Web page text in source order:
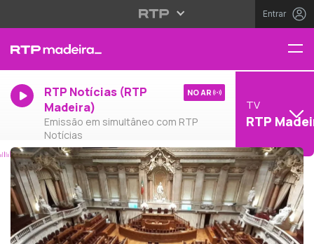
Entrar
RTP Notícias (RTP
Madeira)
Emissão em simultâneo com RTP
Notícias
NO AR
TV
RTP